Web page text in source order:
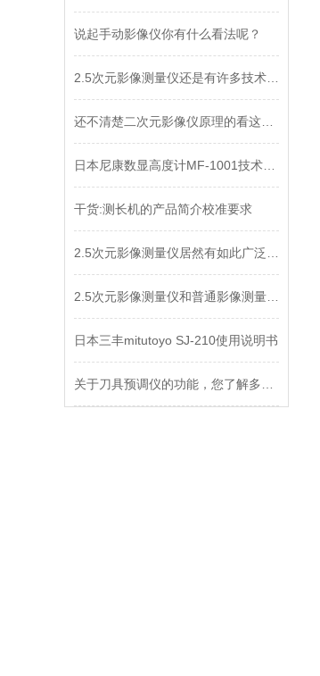
说起手动影像仪你有什么看法呢？
干货:测长机的产品简介校准要求
日本三丰mitutoyo SJ-210使用说明书